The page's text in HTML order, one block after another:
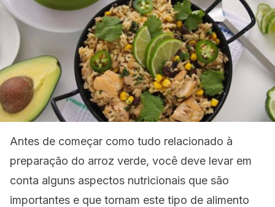
Antes de começar como tudo relacionado à
preparação do arroz verde, você deve levar em
conta alguns aspectos nutricionais que são
importantes e que tornam este tipo de alimento